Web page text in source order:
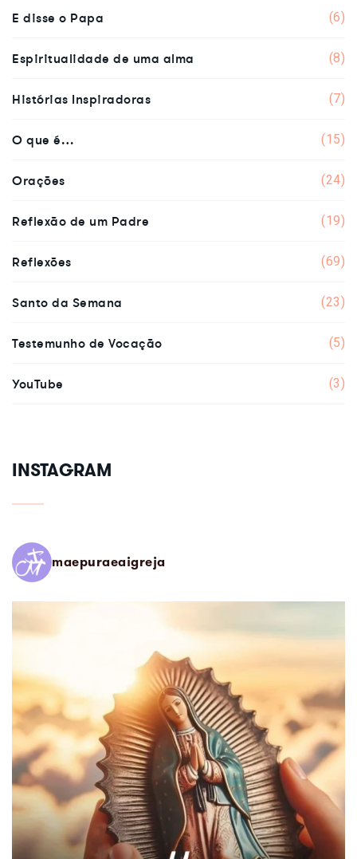
E disse o Papa (6)
Espiritualidade de uma alma (8)
Histórias Inspiradoras (7)
O que é… (15)
Orações (24)
Reflexão de um Padre (19)
Reflexões (69)
Santo da Semana (23)
Testemunho de Vocação (5)
YouTube (3)
INSTAGRAM
maepuraeaigreja